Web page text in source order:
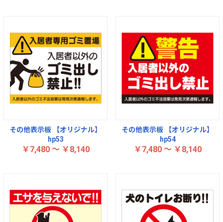
その他表示板 【オリジナル】
hp53
￥7,480 ～ ￥8,140
その他表示板 【オリジナル】
hp54
￥7,480 ～ ￥8,140